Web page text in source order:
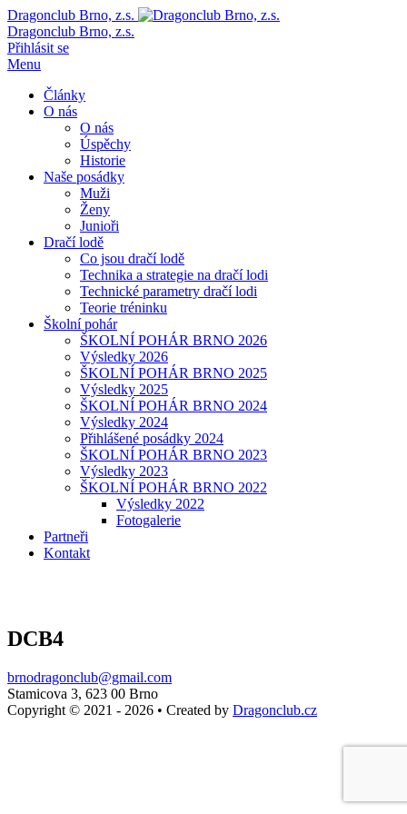
Dragonclub Brno, z.s.
Dragonclub Brno, z.s.
Přihlásit se
Menu
Články
O nás
O nás
Úspěchy
Historie
Naše posádky
Muži
Ženy
Junioři
Dračí lodě
Co jsou dračí lodě
Technika a strategie na dračí lodi
Technické parametry dračí lodi
Teorie tréninku
Školní pohár
ŠKOLNÍ POHÁR BRNO 2026
Výsledky 2026
ŠKOLNÍ POHÁR BRNO 2025
Výsledky 2025
ŠKOLNÍ POHÁR BRNO 2024
Výsledky 2024
Přihlášené posádky 2024
ŠKOLNÍ POHÁR BRNO 2023
Výsledky 2023
ŠKOLNÍ POHÁR BRNO 2022
Výsledky 2022
Fotogalerie
Partneři
Kontakt
DCB4
brnodragonclub@gmail.com
Stamicova 3, 623 00 Brno
Copyright © 2021 - 2026 • Created by Dragonclub.cz